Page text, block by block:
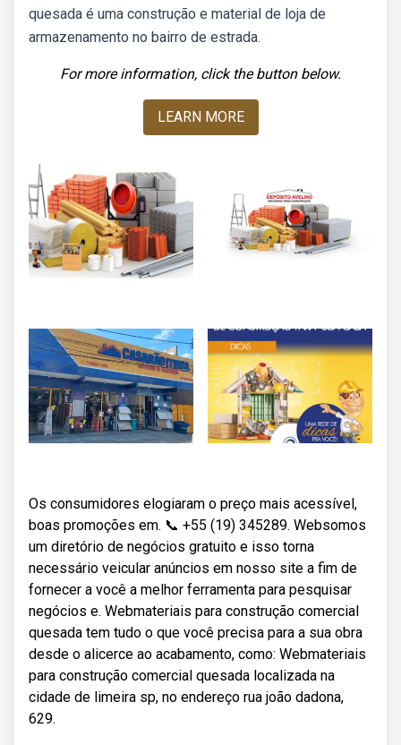
quesada é uma construção e material de loja de
armazenamento no bairro de estrada.
For more information, click the button below.
LEARN MORE
Os consumidores elogiaram o preço mais acessível,
boas promoções em. 📞 +55 (19) 345289. Websomos
um diretório de negócios gratuito e isso torna
necessário veicular anúncios em nosso site a fim de
fornecer a você a melhor ferramenta para pesquisar
negócios e. Webmateriais para construção comercial
quesada tem tudo o que você precisa para a sua obra
desde o alicerce ao acabamento, como: Webmateriais
para construção comercial quesada localizada na
cidade de limeira sp, no endereço rua joão dadona,
629.